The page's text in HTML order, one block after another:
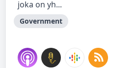
joka on yh...
Government